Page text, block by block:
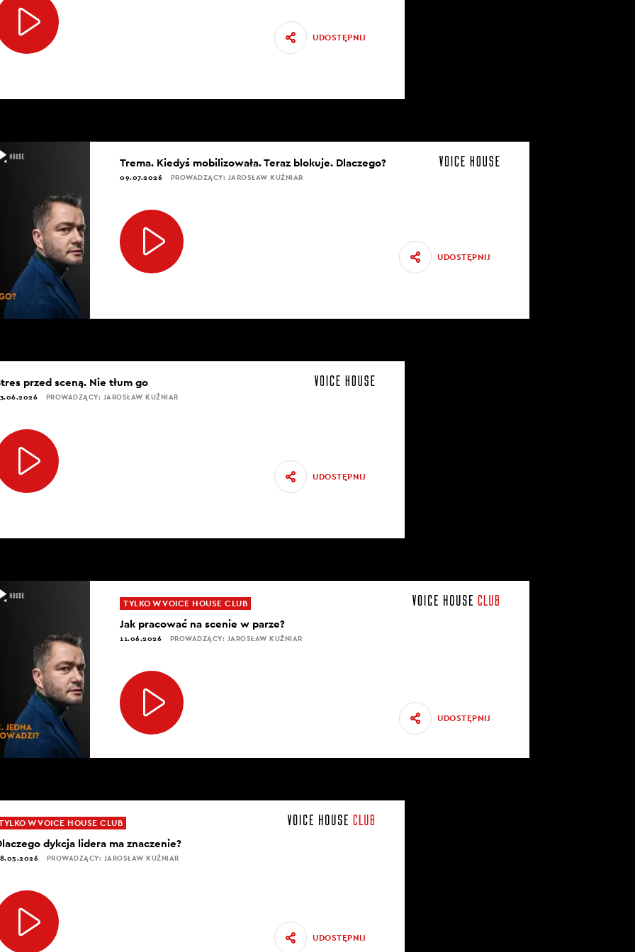
UDOSTĘPNIJ
Trema. Kiedyś mobilizowała. Teraz blokuje. Dlaczego?
09.07.2026 PROWADZĄCY: JAROSŁAW KUŹNIAR
UDOSTĘPNIJ
przed sceną. Nie tłum go
PROWADZĄCY: JAROSŁAW KUŹNIAR
UDOSTĘPNIJ
TYLKO W VOICE HOUSE CLUB
Jak pracować na scenie w parze?
11.06.2026 PROWADZĄCY: JAROSŁAW KUŹNIAR
UDOSTĘPNIJ
W VOICE HOUSE CLUB
dykcja lidera ma znaczenie?
PROWADZĄCY: JAROSŁAW KUŹNIAR
UDOSTĘPNIJ